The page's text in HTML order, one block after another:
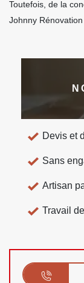
Toutefois, de la
Johnny
Devis et
Sans
Artisan
Travail